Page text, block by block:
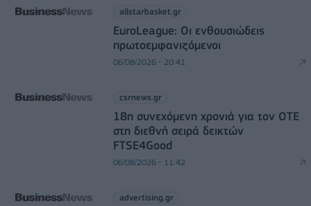
allstarbasket.gr
EuroLeague: Οι ενθουσιώδεις
πρωτοεμφανιζόμενοι
06/08/2026 - 20:41
csrnews.gr
18η συνεχόμενη χρονιά για τον ΟΤΕ
στη διεθνή σειρά δεικτών
FTSE4Good
06/08/2026 - 11:42
advertising.gr